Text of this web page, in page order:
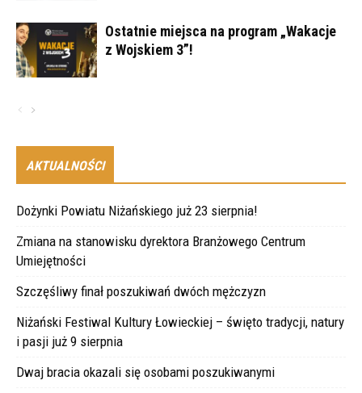
Ostatnie miejsca na program „Wakacje
z Wojskiem 3”!
AKTUALNOŚCI
Dożynki Powiatu Niżańskiego już 23 sierpnia!
Zmiana na stanowisku dyrektora Branżowego Centrum
Umiejętności
Szczęśliwy finał poszukiwań dwóch mężczyzn
Niżański Festiwal Kultury Łowieckiej – święto tradycji, natury
i pasji już 9 sierpnia
Dwaj bracia okazali się osobami poszukiwanymi